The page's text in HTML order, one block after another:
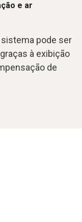
e ar
pode ser
à exibição
de